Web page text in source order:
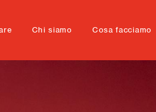
Chi siamo Cosa facciamo